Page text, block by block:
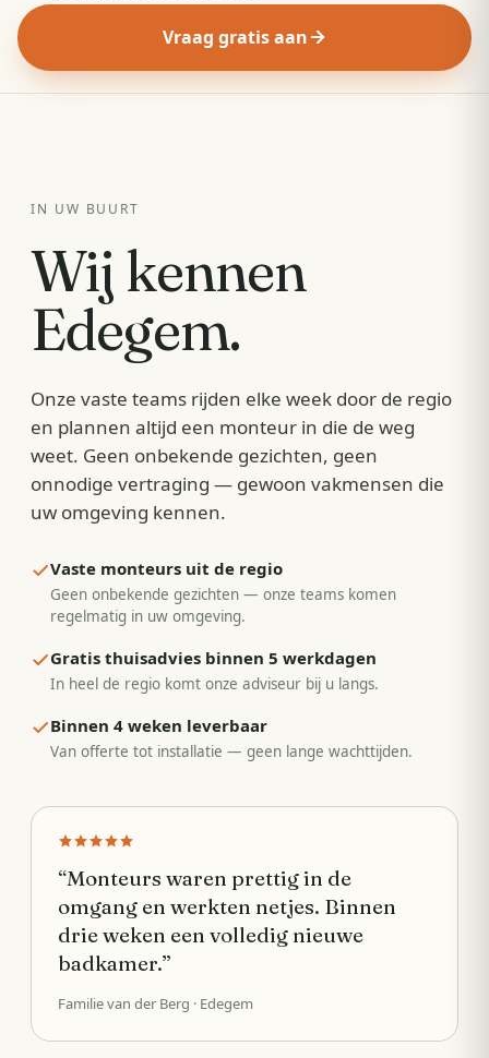
Vraag gratis aan
IN UW BUURT
Wij kennen
Edegem.
Onze vaste teams rijden elke week door de regio
en plannen altijd een monteur in die de weg
weet. Geen onbekende gezichten, geen
onnodige vertraging — gewoon vakmensen die
uw omgeving kennen.
Vaste monteurs uit de regio
Geen onbekende gezichten — onze teams komen
regelmatig in uw omgeving.
Gratis thuisadvies binnen 5 werkdagen
In heel de regio komt onze adviseur bij u langs.
Binnen 4 weken leverbaar
Van offerte tot installatie — geen lange wachttijden.
“Monteurs waren prettig in de
omgang en werkten netjes. Binnen
drie weken een volledig nieuwe
badkamer.”
Familie van der Berg · Edegem